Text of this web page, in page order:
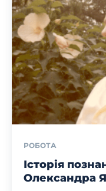
РОБОТА
Історія
Олександра